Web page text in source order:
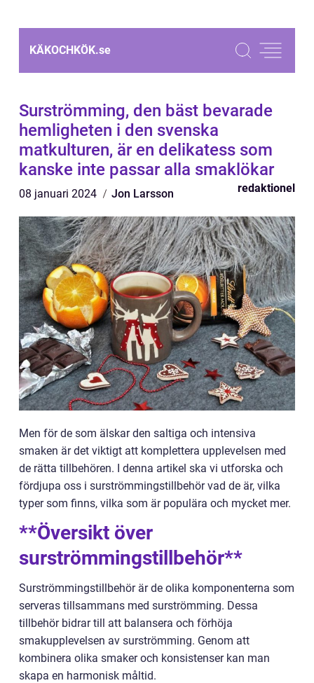
KÄKOCHKÖK.se
Surströmming, den bäst bevarade
hemligheten i den svenska
matkulturen, är en delikatess som
kanske inte passar alla smaklökar
08 januari 2024 Jon Larsson redaktionel
Men för de som älskar den saltiga och intensiva
smaken är det viktigt att komplettera upplevelsen med
de rätta tillbehören. I denna artikel ska vi utforska och
fördjupa oss i surströmmingstillbehör vad de är, vilka
typer som finns, vilka som är populära och mycket mer.
**Översikt över
surströmmingstillbehör**
Surströmmingstillbehör är de olika komponenterna som
serveras tillsammans med surströmming. Dessa
tillbehör bidrar till att balansera och förhöja
smakupplevelsen av surströmming. Genom att
kombinera olika smaker och konsistenser kan man
skapa en harmonisk måltid.